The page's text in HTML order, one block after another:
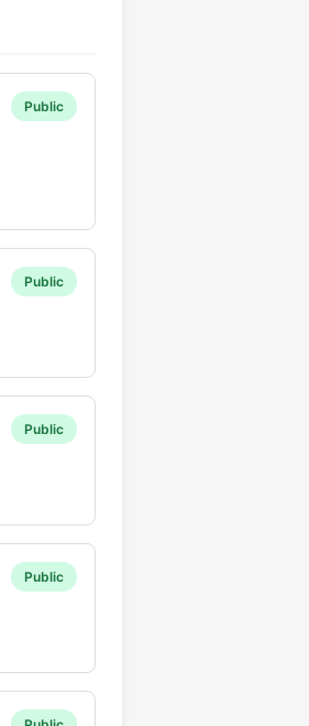
Public
Public
Public
Public